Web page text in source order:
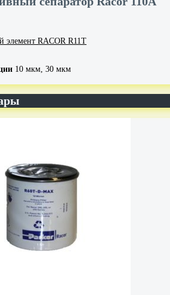
элемент RACOR R11T
10 мкм, 30 мкм